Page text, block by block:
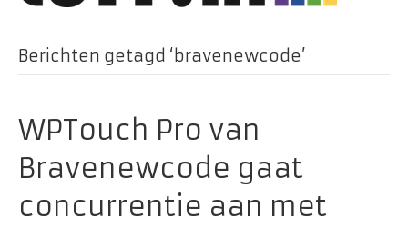
Berichten getagd ‘bravenewcode’
WPTouch Pro van
Bravenewcode gaat
concurrentie aan met